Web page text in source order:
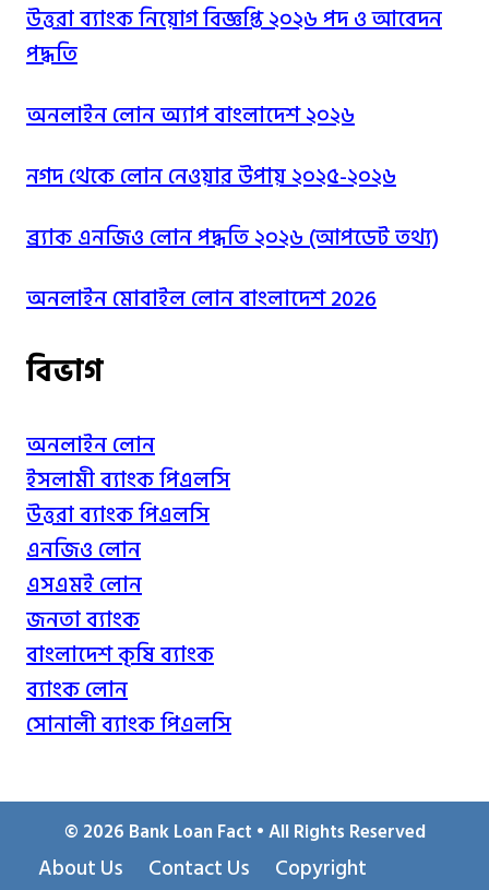
উত্তরা ব্যাংক নিয়োগ বিজ্ঞপ্তি ২০২৬ পদ ও আবেদন
পদ্ধতি
অনলাইন লোন অ্যাপ বাংলাদেশ ২০২৬
নগদ থেকে লোন নেওয়ার উপায় ২০২৫-২০২৬
ব্র্যাক এনজিও লোন পদ্ধতি ২০২৬ (আপডেট তথ্য)
অনলাইন মোবাইল লোন বাংলাদেশ 2026
বিভাগ
অনলাইন লোন
ইসলামী ব্যাংক পিএলসি
উত্তরা ব্যাংক পিএলসি
এনজিও লোন
এসএমই লোন
জনতা ব্যাংক
বাংলাদেশ কৃষি ব্যাংক
ব্যাংক লোন
সোনালী ব্যাংক পিএলসি
© 2026 Bank Loan Fact • All Rights Reserved
About Us Contact Us Copyright